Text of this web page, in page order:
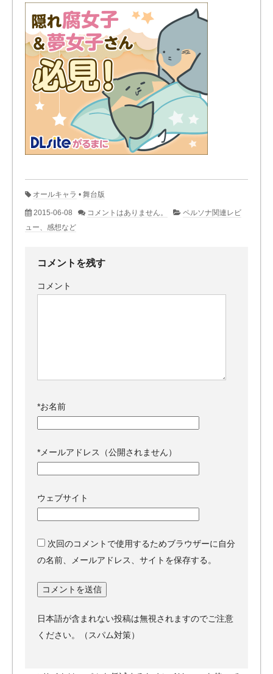
ンツ部ｗ
オールキャラ • 舞台版
2015-06-08 コメントはありません。
ペルソナ関連レビ
ュー、感想など
コメントを残す
コメント
*お名前
* メールアドレス（公開されません）
ウェブサイト
次回のコメントで使用するためブラウザーに自分
の名前、メールアドレス、サイトを保存する。
日本語が含まれない投稿は無視されますのでご注意
ください。（スパム対策）